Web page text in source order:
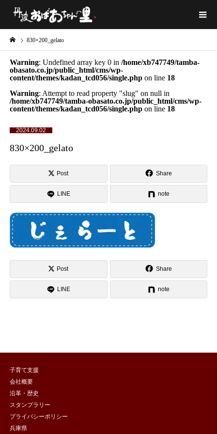
830×200_gelato
Warning: Undefined array key 0 in /home/xb747749/tamba-
obasato.co.jp/public_html/cms/wp-
content/themes/kadan_tcd056/single.php on line 18
Warning: Attempt to read property "slug" on null in
/home/xb747749/tamba-obasato.co.jp/public_html/cms/wp-
content/themes/kadan_tcd056/single.php on line 18
2024.09.02
830×200_gelato
Post Share
LINE note
Post Share
LINE note
子育て支援
会社概要
沿革・歴史
スタンプラリー
プライバシーポリシー
兵庫県